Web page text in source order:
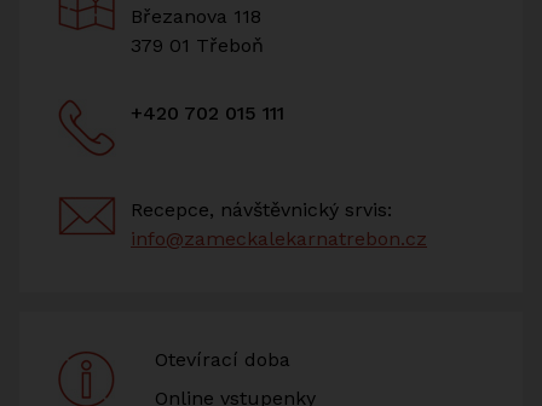
Březanova 118
379 01 Třeboň
+420 702 015 111
Recepce, návštěvnický srvis:
info@zameckalekarnatrebon.cz
Otevírací doba
Online vstupenky